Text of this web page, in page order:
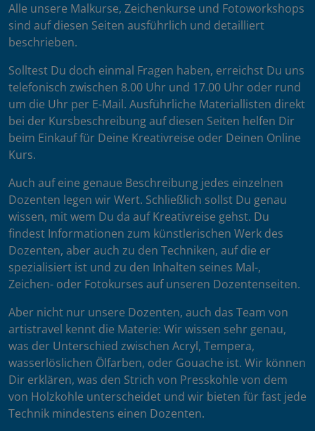
Alle unsere Malkurse, Zeichenkurse und Fotoworkshops
sind auf diesen Seiten ausführlich und detailliert
beschrieben.
Solltest Du doch einmal Fragen haben, erreichst Du uns
telefonisch zwischen 8.00 Uhr und 17.00 Uhr oder rund
um die Uhr per E-Mail. Ausführliche Materiallisten direkt
bei der Kursbeschreibung auf diesen Seiten helfen Dir
beim Einkauf für Deine Kreativreise oder Deinen Online
Kurs.
Auch auf eine genaue Beschreibung jedes einzelnen
Dozenten legen wir Wert. Schließlich sollst Du genau
wissen, mit wem Du da auf Kreativreise gehst. Du
findest Informationen zum künstlerischen Werk des
Dozenten, aber auch zu den Techniken, auf die er
spezialisiert ist und zu den Inhalten seines Mal-,
Zeichen- oder Fotokurses auf unseren Dozentenseiten.
Aber nicht nur unsere Dozenten, auch das Team von
artistravel kennt die Materie: Wir wissen sehr genau,
was der Unterschied zwischen Acryl, Tempera,
wasserlöslichen Ölfarben, oder Gouache ist. Wir können
Dir erklären, was den Strich von Presskohle von dem
von Holzkohle unterscheidet und wir bieten für fast jede
Technik mindestens einen Dozenten.